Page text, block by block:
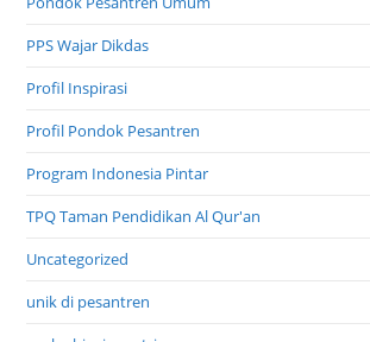
PPS Wajar Dikdas
Profil Inspirasi
Profil Pondok Pesantren
Program Indonesia Pintar
TPQ Taman Pendidikan Al Qur'an
Uncategorized
unik di pesantren